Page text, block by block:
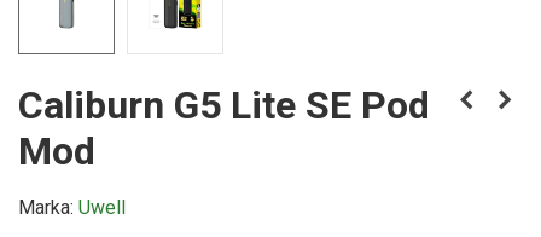
Caliburn G5 Lite SE Pod
Mod
Marka: Uwell